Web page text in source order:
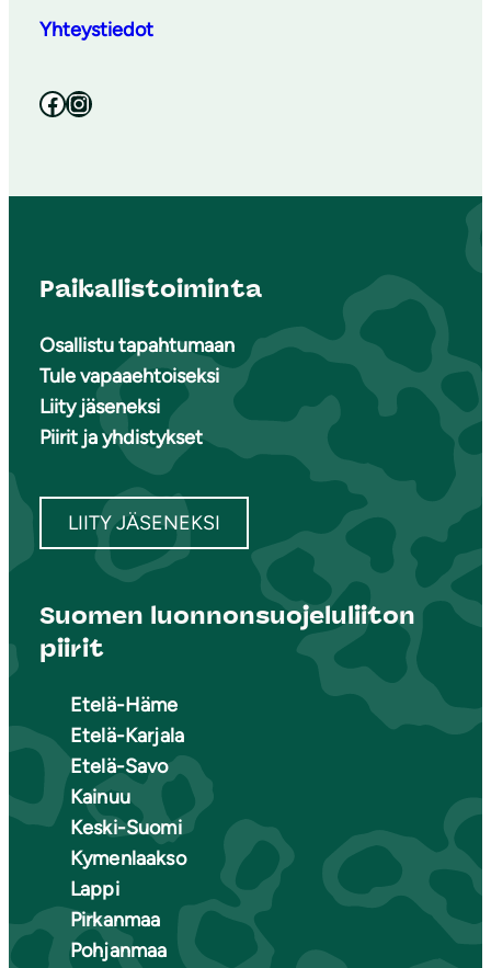
Yhteystiedot
Facebook Instagram
Paikallistoiminta
Osallistu tapahtumaan
Tule vapaaehtoiseksi
Liity jäseneksi
Piirit ja yhdistykset
LIITY JÄSENEKSI
Suomen luonnonsuojeluliiton
piirit
Etelä-Häme
Etelä-Karjala
Etelä-Savo
Kainuu
Keski-Suomi
Kymenlaakso
Lappi
Pirkanmaa
Pohjanmaa